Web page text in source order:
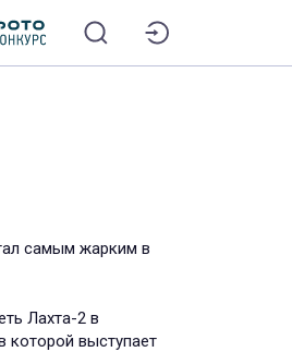
самым жарким в
Лахта-2 в
которой выступает